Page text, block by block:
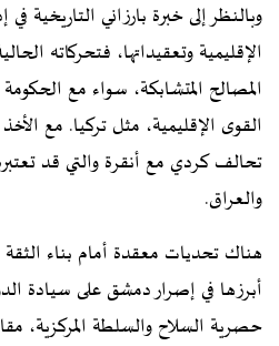
وبالنظر إلى خبرة بارزاني التاريخية
الإقليمية وتعقيداتها، فتحركاته
المصالح المتشابكة، سواء مع
القوى الإقليمية، مثل تركيا. مع
تحالف كردي مع أنقرة والتي قد
والعراق.
هناك تحديات معقدة أمام بناء
أبرزها في إصرار دمشق على سيادة
حصرية السلاح والسلطة المركزية،